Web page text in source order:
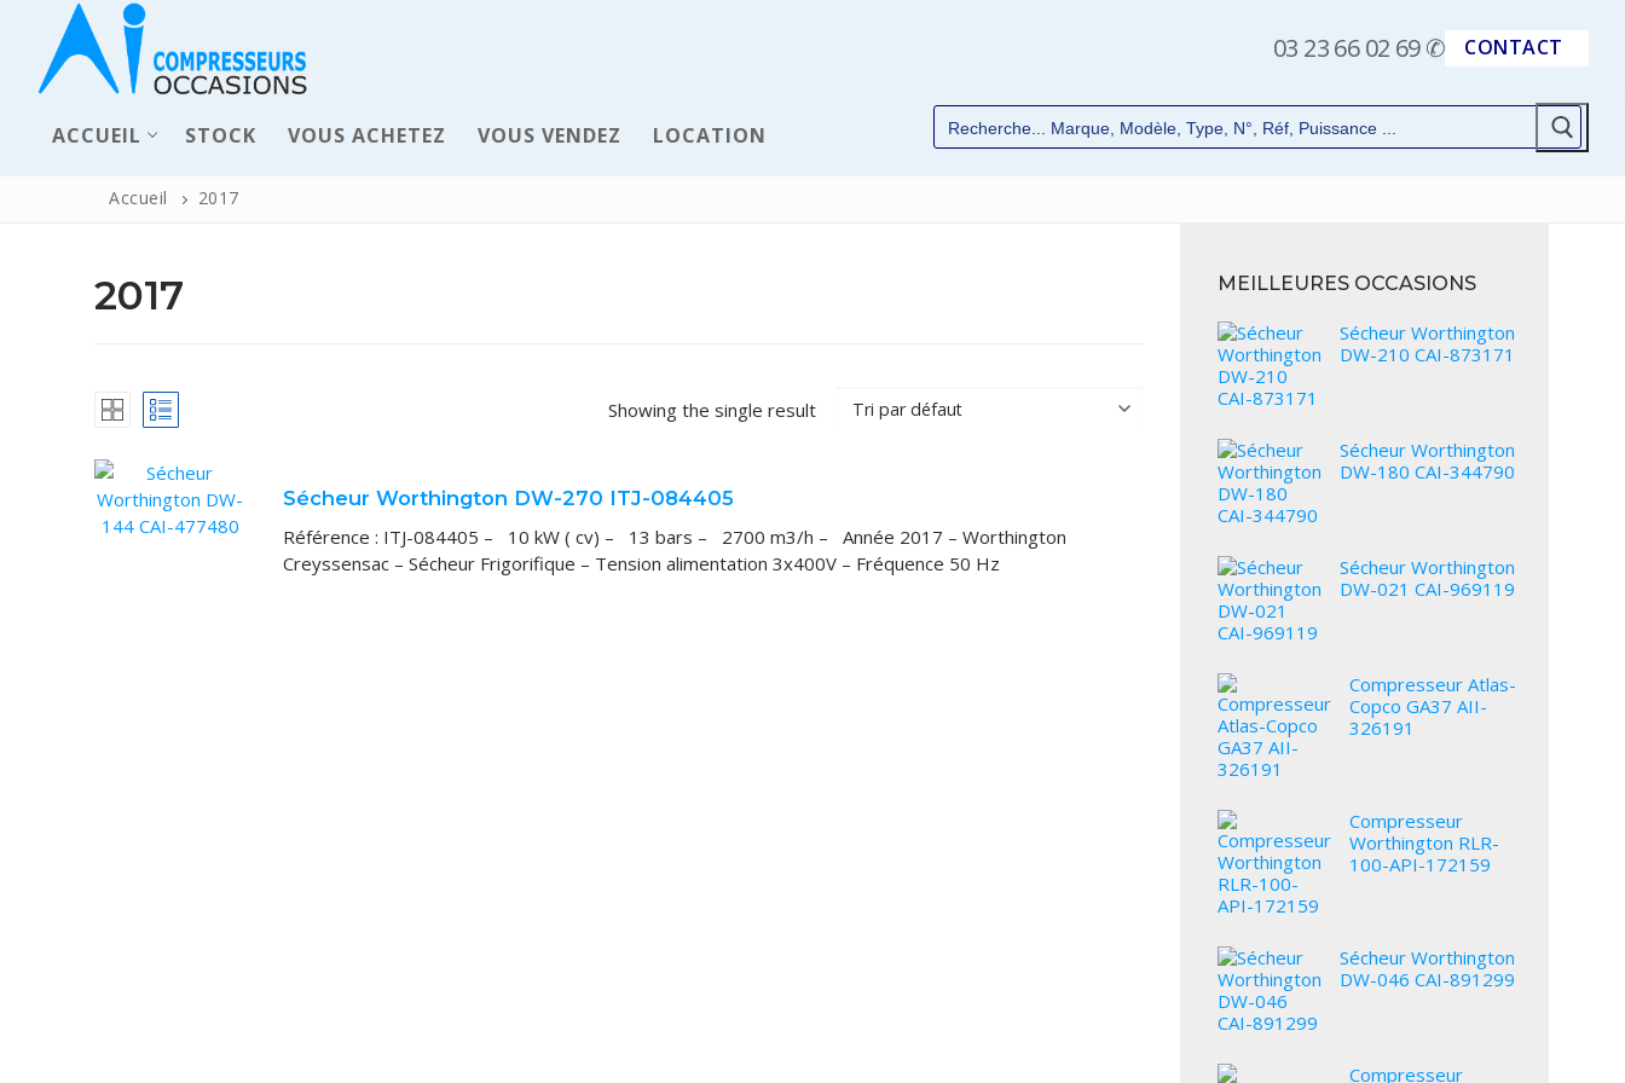
03 23 66 02 69✆ CONTACT
ACCUEIL STOCK VOUS ACHETEZ VOUS VENDEZ LOCATION
Pièces détachées
Automatisme Industrie
Accueil 2017
2017
Showing the single result
Sécheur Worthington DW-270 ITJ-084405
Référence : ITJ-084405 – 10 kW ( cv) – 13 bars – 2700 m3/h – Année 2017 – Worthington
Creyssensac – Sécheur Frigorifique – Tension alimentation 3x400V – Fréquence 50 Hz
MEILLEURES OCCASIONS
Sécheur Worthington
DW-210 CAI-873171
Sécheur Worthington
DW-180 CAI-344790
Sécheur Worthington
DW-021 CAI-969119
Compresseur Atlas-
Copco GA37 AII-
326191
Compresseur
Worthington RLR-
100-API-172159
Sécheur Worthington
DW-046 CAI-891299
Compresseur